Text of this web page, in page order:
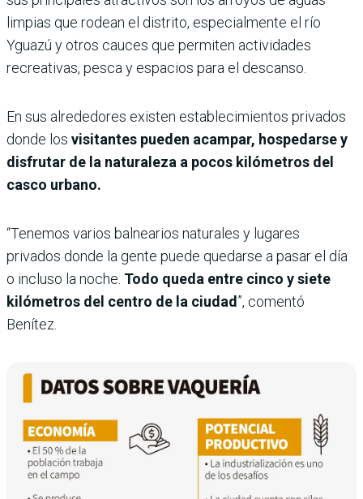
limpias que rodean el distrito, especialmente el río
Yguazú y otros cauces que permiten actividades
recreativas, pesca y espacios para el descanso.
En sus alrededores existen establecimientos privados
donde los visitantes pueden acampar, hospedarse y
disfrutar de la naturaleza a pocos kilómetros del
casco urbano.
“Tenemos varios balnearios naturales y lugares
privados donde la gente puede quedarse a pasar el día
o incluso la noche. Todo queda entre cinco y siete
kilómetros del centro de la ciudad”, comentó
Benítez.